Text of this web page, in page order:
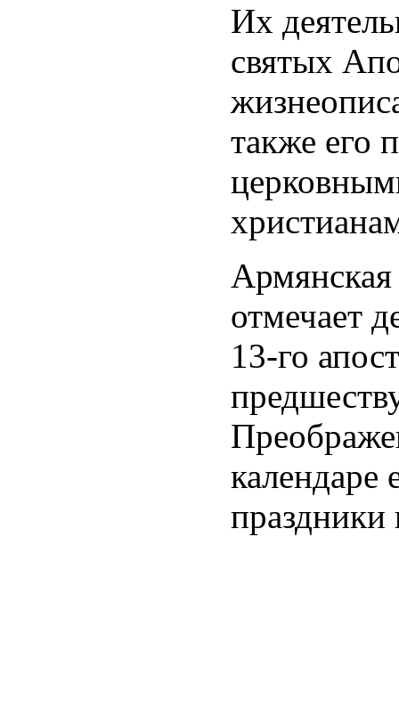
Их
святых
также его
отмечает
13-го
календаре
праздники